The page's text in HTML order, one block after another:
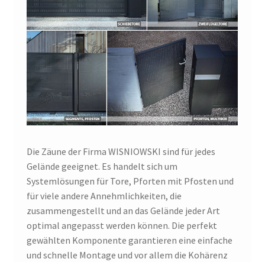
Die Zäune der Firma WISNIOWSKI sind für jedes
Gelände geeignet. Es handelt sich um
Systemlösungen für Tore, Pforten mit Pfosten und
für viele andere Annehmlichkeiten, die
zusammengestellt und an das Gelände jeder Art
optimal angepasst werden können. Die perfekt
gewählten Komponente garantieren eine einfache
und schnelle Montage und vor allem die Kohärenz